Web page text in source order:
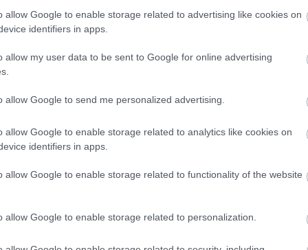
allow Google to enable storage related to advertising like cookies on
identifiers in apps.
allow my user data to be sent to Google for online advertising
allow Google to send me personalized advertising.
allow Google to enable storage related to analytics like cookies on
identifiers in apps.
allow Google to enable storage related to functionality of the website
allow Google to enable storage related to personalization.
komment
TÉNYLEG ÉN VAGYOK AZ
ételként tálalva, betűmódosítással átértelmezve, megannyi
kifordítására, és nyilván fogunk is még. Egy amerikai